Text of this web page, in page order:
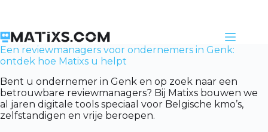
Een reviewmanagers voor ondernemers in Genk:
ontdek hoe Matixs u helpt
Bent u ondernemer in Genk en op zoek naar een
betrouwbare reviewmanagers? Bij Matixs bouwen we
al jaren digitale tools speciaal voor Belgische kmo’s,
zelfstandigen en vrije beroepen.